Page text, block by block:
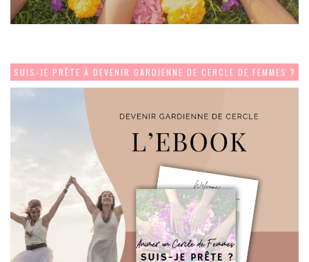
SUIS-JE PRÊTE À DEVENIR GARDIENNE DE CERCLE DE FEMMES ?